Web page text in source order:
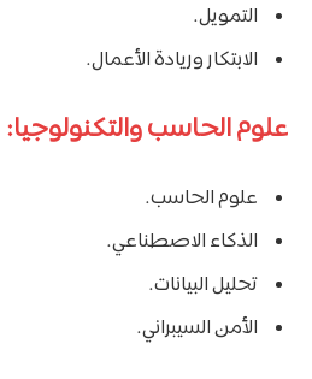
التمويل.
الابتكار وريادة الأعمال.
علوم الحاسب والتكنولوجيا:
علوم الحاسب.
الذكاء الاصطناعي.
تحليل البيانات.
الأمن السيبراني.